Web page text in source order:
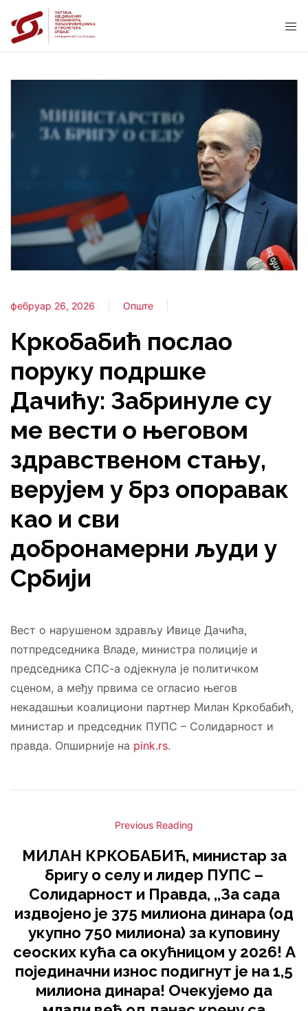
фебруар 26, 2026 Опште
Кркобабић послао
поруку подршке
Дачићу: Забринуле су
ме вести о његовом
здравственом стању,
верујем у брз опоравак
као и сви
добронамерни људи у
Србији
Вест о нарушеном здрављу Ивице Дачића,
потпредседника Владе, министра полиције и
председника СПС-а одјекнула је политичком
сценом, а међу првима се огласио његов
некадашњи коалициони партнер Милан Кркобабић,
министар и председник ПУПС – Солидарност и
правда. Опширније на pink.rs.
Previous Reading
МИЛАН КРКОБАБИЋ, министар за
бригу о селу и лидер ПУПС –
Солидарност и Правда, ,,За сада
издвојено је 375 милиона динара (од
укупно 750 милиона) за куповину
сеоских кућа са окућницом у 2026! А
појединачни износ подигнут је на 1,5
милиона динара! Очекујемо да